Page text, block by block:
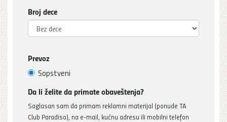
Broj dece
Prevoz
Sopstveni
Da li želite da primate obaveštenja?
Saglasan sam da primam reklamni materijal (ponude TA
Club Paradiso), na e-mail, kućnu adresu ili mobilni telefon